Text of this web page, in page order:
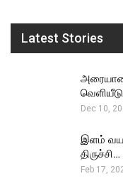
Latest Stories
Dec 10,
இளம்
திருச்சி…
Feb 17,